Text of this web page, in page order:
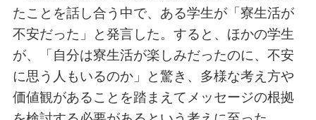
たことを話し合う中で、ある学生が「寮生活が
不安だった」と発言した。すると、ほかの学生
が、「自分は寮生活が楽しみだったのに、不安
に思う人もいるのか」と驚き、多様な考え方や
価値観があることを踏まえてメッセージの根拠